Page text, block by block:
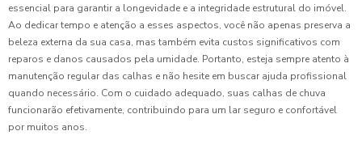
essencial para garantir a longevidade e a integridade estrutural do imóvel.
Ao dedicar tempo e atenção a esses aspectos, você não apenas preserva a
beleza externa da sua casa, mas também evita custos significativos com
reparos e danos causados pela umidade. Portanto, esteja sempre atento à
manutenção regular das calhas e não hesite em buscar ajuda profissional
quando necessário. Com o cuidado adequado, suas calhas de chuva
funcionarão efetivamente, contribuindo para um lar seguro e confortável
por muitos anos.